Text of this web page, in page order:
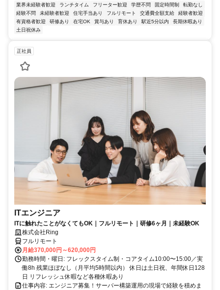
業界未経験者歓迎 ランチタイム フリーター歓迎 学歴不問 固定時間制
転勤なし
経験不問
未経験者歓迎 住宅手当あり フルリモート 交通費全額支給
経験者歓迎
有資格者歓迎
研修あり 在宅OK 賞与あり 育休あり 駅近5分以内
長期休暇あり
土日祝休み
正社員
ITエンジニア
ITに触れたことがなくてもOK｜フルリモート｜研修6ヶ月｜未経験OK
株式会社Ring
フルリモート
月給370,000円～620,000円
勤務時間・曜日: フレックスタイム制・コアタイム10:00〜15:00／実
働8h 残業ほぼなし（月平均5時間以内） 休日は土日祝、年間休日128
日 リフレッシュ休暇など各種休暇あり
仕事内容: エンジニア募集！サーバー構築運用の現場で経験を積めま